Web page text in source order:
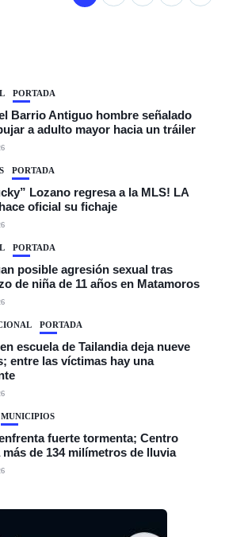
PORTADA
Barrio Antiguo hombre señalado
a adulto mayor hacia un tráiler
PORTADA
Lozano regresa a la MLS! LA
oficial su fichaje
PORTADA
posible agresión sexual tras
de niña de 11 años en Matamoros
PORTADA
escuela de Tailandia deja nueve
entre las víctimas hay una
MUNICIPIOS
fuerte tormenta; Centro
de 134 milímetros de lluvia